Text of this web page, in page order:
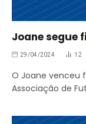
Joane segue
29/04/2024 12
O Joane venceu
Associação de